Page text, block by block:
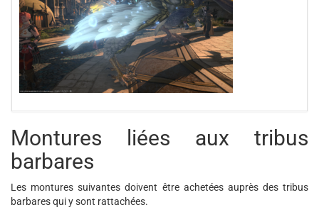
Montures liées aux tribus
barbares
Les montures suivantes doivent être achetées auprès des tribus
barbares qui y sont rattachées.